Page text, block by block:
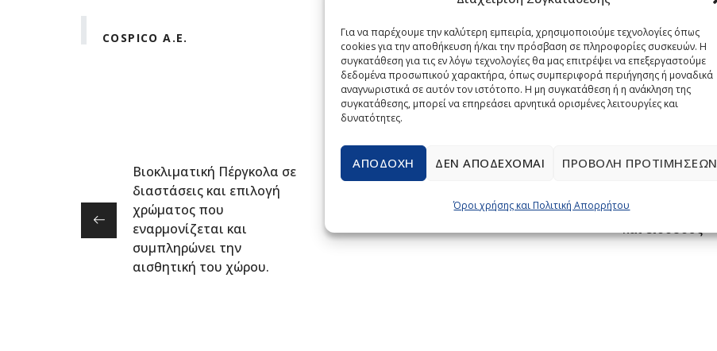
Για να παρέχουμε την καλύτερη εμπειρία, χρησιμοποιούμε τεχνολογίες όπως
cookies για την αποθήκευση ή/και την πρόσβαση σε πληροφορίες συσκευών. Η
συγκατάθεση για τις εν λόγω τεχνολογίες θα μας επιτρέψει να επεξεργαστούμε
δεδομένα προσωπικού χαρακτήρα, όπως συμπεριφορά περιήγησης ή μοναδικά
αναγνωριστικά σε αυτόν τον ιστότοπο. Η μη συγκατάθεση ή η ανάκληση της
συγκατάθεσης, μπορεί να επηρεάσει αρνητικά ορισμένες λειτουργίες και
δυνατότητες.
ΑΠΟΔΟΧΉ ΔΕΝ ΑΠΟΔΈΧΟΜΑΙ ΠΡΟΒΟΛΉ ΠΡΟΤΙΜΉΣΕΩΝ
Όροι χρήσης και Πολιτική Απορρήτου
COSPICO A.E.
Βιοκλιματική Πέργκολα σε
διαστάσεις και επιλογή
χρώματος που
εναρμονίζεται και
συμπληρώνει την
αισθητική του χώρου.
Ιδανική λύση για αυλές
και εισόδους